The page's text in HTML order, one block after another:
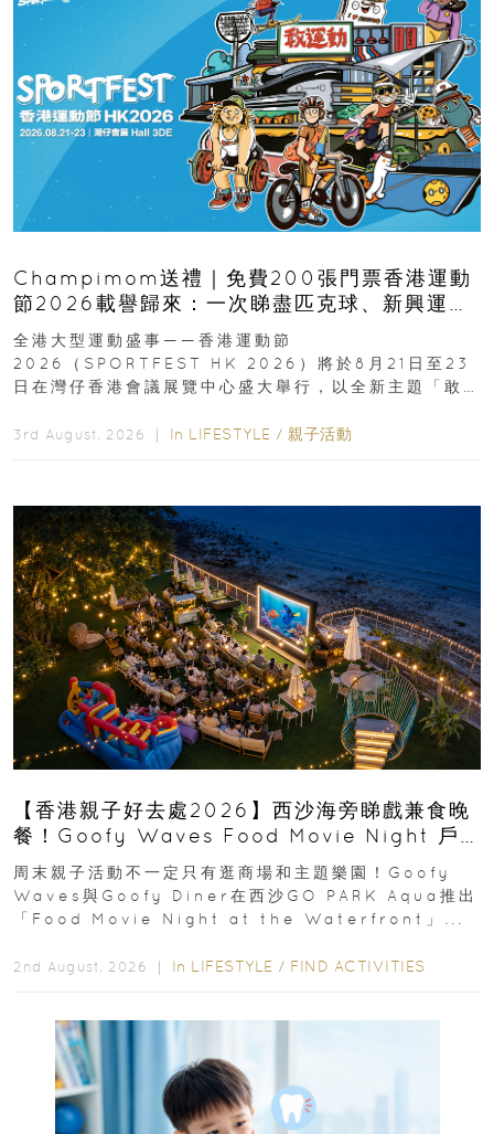
Champimom送禮｜免費200張門票香港運動
節2026載譽歸來：一次睇盡匹克球、新興運
動、街舞比賽＋逾百運動品牌展覽
全港大型運動盛事——香港運動節
2026（SPORTFEST HK 2026）將於8月21日至23
日在灣仔香港會議展覽中心盛大舉行，以全新主題「敢
3rd August, 2026 ｜ In LIFESTYLE / 親子活動
【香港親子好去處2026】西沙海旁睇戲兼食晚
餐！Goofy Waves Food Movie Night 戶
外影院逢週末登場
周末親子活動不一定只有逛商場和主題樂園！Goofy
Waves與Goofy Diner在西沙GO PARK Aqua推出
「Food Movie Night at the Waterfront」...
2nd August, 2026 ｜ In LIFESTYLE / FIND ACTIVITIES